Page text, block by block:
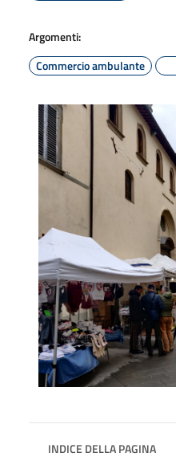
Argomenti:
Commercio ambulante
INDICE DELLA PAGINA